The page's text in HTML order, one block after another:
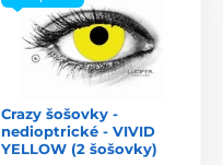
Crazy šošovky -
nedioptrické - VIVID
YELLOW (2 šošovky)